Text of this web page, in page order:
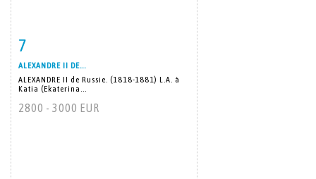
7
ALEXANDRE II DE...
ALEXANDRE II de Russie. (1818-1881) L.A. à
Katia (Ekaterina...
2800 - 3000 EUR